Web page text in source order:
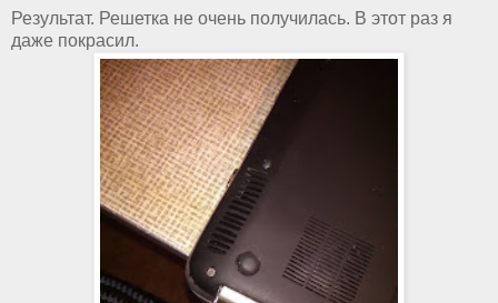
Результат. Решетка не очень получилась. В этот раз я
даже покрасил.